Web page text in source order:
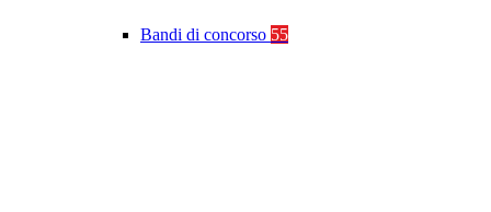
Bandi di concorso 55